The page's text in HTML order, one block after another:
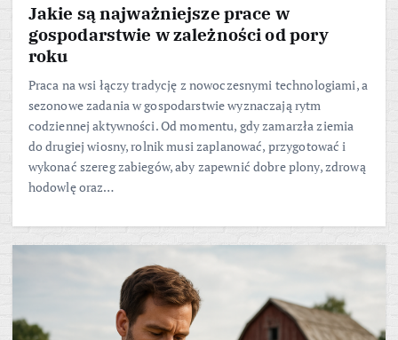
Jakie są najważniejsze prace w
gospodarstwie w zależności od pory
roku
Praca na wsi łączy tradycję z nowoczesnymi technologiami, a
sezonowe zadania w gospodarstwie wyznaczają rytm
codziennej aktywności. Od momentu, gdy zamarzła ziemia
do drugiej wiosny, rolnik musi zaplanować, przygotować i
wykonać szereg zabiegów, aby zapewnić dobre plony, zdrową
hodowlę oraz…